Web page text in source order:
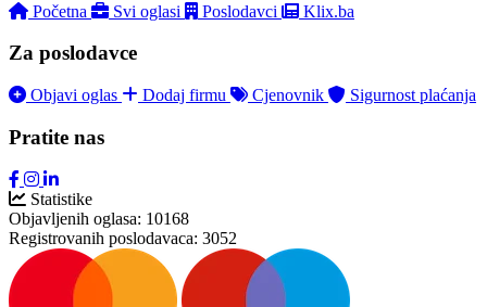
Početna Svi oglasi Poslodavci Klix.ba
Za poslodavce
Objavi oglas Dodaj firmu Cjenovnik Sigurnost plaćanja
Pratite nas
Statistike
Objavljenih oglasa: 10168
Registrovanih poslodavaca: 3052